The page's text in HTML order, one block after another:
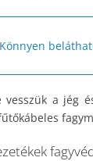
Könnyen
vesszük a jég